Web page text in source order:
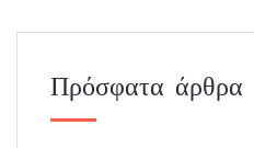
Πρόσφατα άρθρα